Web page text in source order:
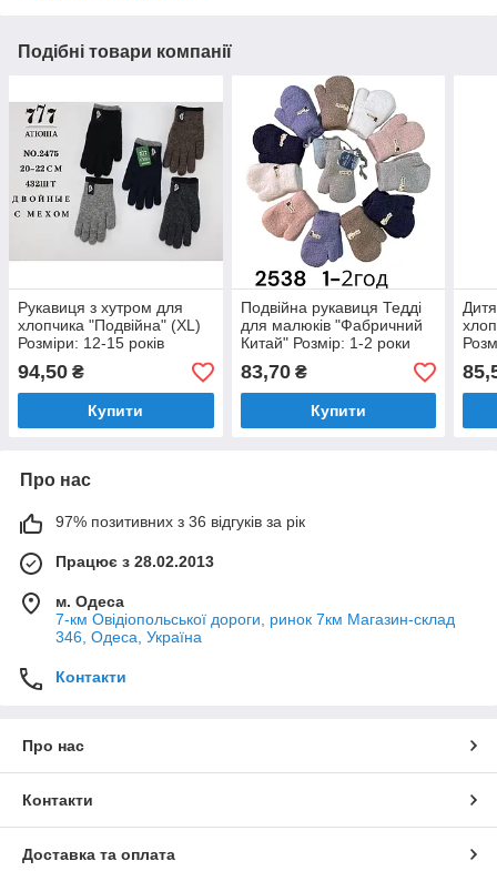
Подібні товари компанії
Рукавиця з хутром для
хлопчика "Подвійна" (XL)
Розміри: 12-15 років
(24184-2)
94,50 ₴
Купити
Подвійна рукавиця Тедді
для малюків "Фабричний
Китай" Розмір: 1-2 роки
(24652)
83,70₴
Купити
1)
Про нас
97% позитивних з 36 відгуків за рік
Працює з 28.02.2013
м. Одеса
7-км Овідіопольської дороги, ринок 7км Магазин-склад
346, Одеса, Україна
Контакти
Про нас
Контакти
Доставка та оплата